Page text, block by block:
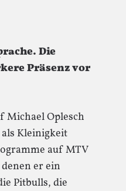
Die
Präsenz vor
Michael Oplesch
Kleinigkeit
auf MTV
er ein
Pitbulls, die